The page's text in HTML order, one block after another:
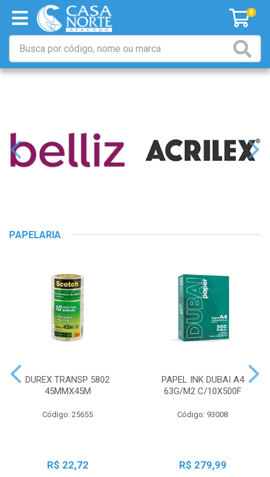
0
PAPELARIA
DUREX TRANSP 5802
45MMX45M
Código: 25655
R$ 22,72
PAPEL INK DUBAI A4
63G/M2 C/10X500F
Código: 93008
R$ 279,99